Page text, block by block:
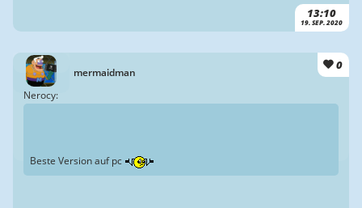
13:10
19. SEP. 2020
mermaidman
0
Nerocy:
Beste Version auf pc